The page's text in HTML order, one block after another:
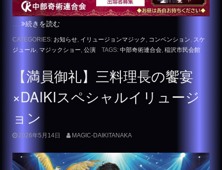
続きを読む
CATEGORIES: お知らせ イリュージョンマジック コンベンション
スケ
ジュール マジックショー 公演 TAGS: 中部奇術連合会, 稲沢市民会館
【満員御礼】三料理長の饗宴
×DAIKIスペシャルイリュージ
ョン
2026年5月14日 MAGIC-DAIKITANAKA